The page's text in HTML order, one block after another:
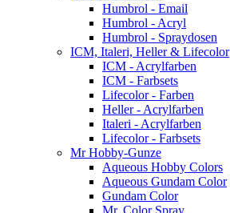
Humbrol - Email
Humbrol - Acryl
Humbrol - Spraydosen
ICM, Italeri, Heller & Lifecolor
ICM - Acrylfarben
ICM - Farbsets
Lifecolor - Farben
Heller - Acrylfarben
Italeri - Acrylfarben
Lifecolor - Farbsets
Mr Hobby-Gunze
Aqueous Hobby Colors
Aqueous Gundam Color
Gundam Color
Mr. Color Spray